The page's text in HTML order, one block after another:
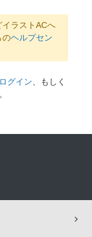
ラストACへ
のヘルプセン
グイン 、もしく